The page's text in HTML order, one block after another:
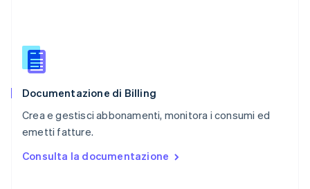
Documentazione di Billing
Crea e gestisci abbonamenti, monitora i consumi ed
emetti fatture.
Consulta la documentazione
English
Slovacchia
Slovenia
Spagna
EspañolEnglish
English Español简体中文